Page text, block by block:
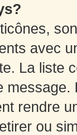
avec
La liste
rendre
ou